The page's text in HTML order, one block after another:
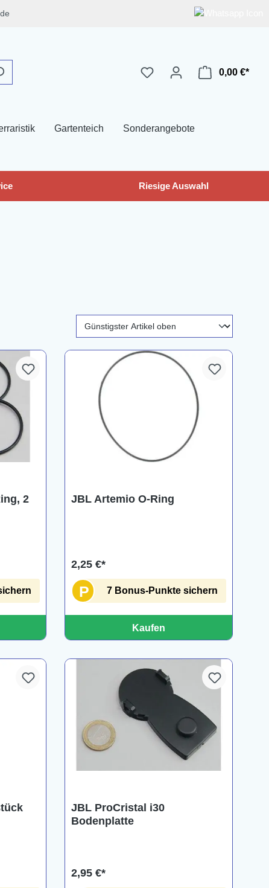
0,00 €*
Gartenteich Sonderangebote
Riesige Auswahl
2
JBL Artemio O-Ring
2,25 €*
P 7 Bonus-Punkte sichern
Kaufen
JBL ProCristal i30
Bodenplatte
2,95 €*